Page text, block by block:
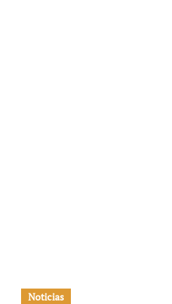
Noticias